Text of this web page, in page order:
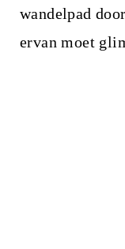
wandelpad
ervan moet